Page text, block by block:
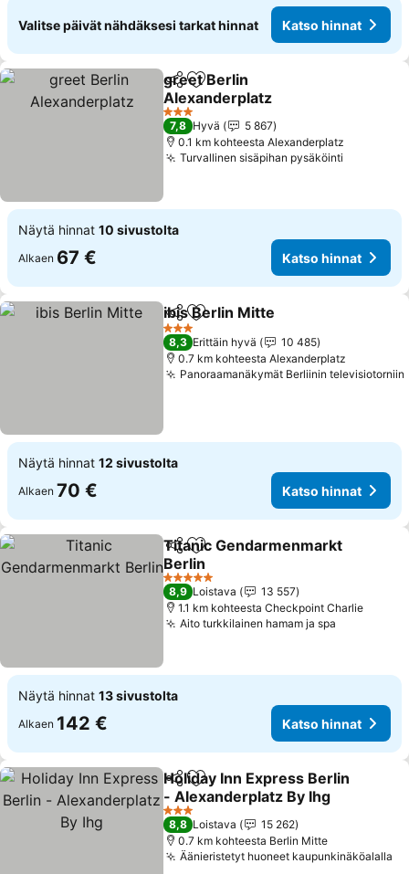
Valitse päivät nähdäksesi tarkat hinnat Katso hinnat
Jaa Lisää suosikkeihin
greet Berlin
Alexanderplatz
3 Tähtiluokitus
7,8 Hyvä
5 867
0.1 km kohteesta Alexanderplatz
Turvallinen sisäpihan pysäköinti
Näytä hinnat 10 sivustolta
Alkaen 67 € Katso hinnat
Jaa Lisää suosikkeihin
ibis Berlin Mitte
3 Tähtiluokitus
8,3 Erittäin hyvä
10 485
0.7 km kohteesta Alexanderplatz
Panoraamanäkymät Berliinin televisiotorniin
Näytä hinnat 12 sivustolta
Alkaen 70 € Katso hinnat
Jaa Lisää suosikkeihin
Titanic Gendarmenmarkt
Berlin
5 Tähtiluokitus
8,9 Loistava
13 557
1.1 km kohteesta Checkpoint Charlie
Aito turkkilainen hamam ja spa
Näytä hinnat 13 sivustolta
Alkaen 142 € Katso hinnat
Jaa Lisää suosikkeihin
Holiday Inn Express Berlin
- Alexanderplatz By Ihg
3 Tähtiluokitus
8,8 Loistava
15 262
0.7 km kohteesta Berlin Mitte
Äänieristetyt huoneet kaupunkinäköalalla